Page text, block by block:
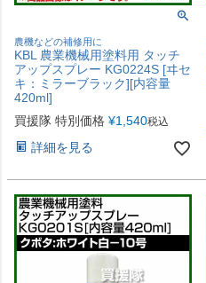
農機などの補修用に
KBL 農業機械用塗料用 タッチ
アップスプレー KG0224S [ヰセ
キ：ミラーブラック][内容量
420ml]
買援隊 特別価格 ¥1,540税込
詳細を見る